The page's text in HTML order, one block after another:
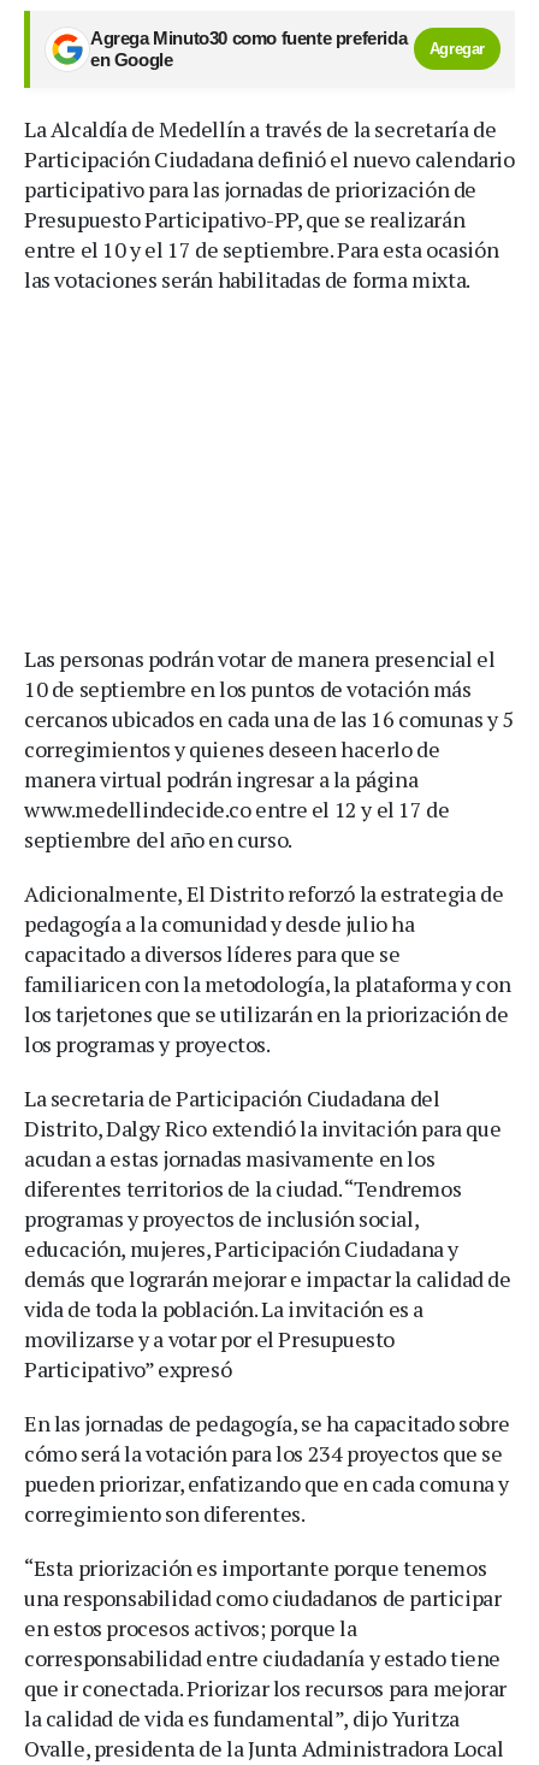
Agrega Minuto30 como fuente preferida
en Google
Agregar
La Alcaldía de Medellín a través de la secretaría de
Participación Ciudadana definió el nuevo calendario
participativo para las jornadas de priorización de
Presupuesto Participativo-PP, que se realizarán
entre el 10 y el 17 de septiembre. Para esta ocasión
las votaciones serán habilitadas de forma mixta.
Las personas podrán votar de manera presencial el
10 de septiembre en los puntos de votación más
cercanos ubicados en cada una de las 16 comunas y 5
corregimientos y quienes deseen hacerlo de
manera virtual podrán ingresar a la página
www.medellindecide.co entre el 12 y el 17 de
septiembre del año en curso.
Adicionalmente, El Distrito reforzó la estrategia de
pedagogía a la comunidad y desde julio ha
capacitado a diversos líderes para que se
familiaricen con la metodología, la plataforma y con
los tarjetones que se utilizarán en la priorización de
los programas y proyectos.
La secretaria de Participación Ciudadana del
Distrito, Dalgy Rico extendió la invitación para que
acudan a estas jornadas masivamente en los
diferentes territorios de la ciudad. “Tendremos
programas y proyectos de inclusión social,
educación, mujeres, Participación Ciudadana y
demás que lograrán mejorar e impactar la calidad de
vida de toda la población. La invitación es a
movilizarse y a votar por el Presupuesto
Participativo” expresó
En las jornadas de pedagogía, se ha capacitado sobre
cómo será la votación para los 234 proyectos que se
pueden priorizar, enfatizando que en cada comuna y
corregimiento son diferentes.
“Esta priorización es importante porque tenemos
una responsabilidad como ciudadanos de participar
en estos procesos activos; porque la
corresponsabilidad entre ciudadanía y estado tiene
que ir conectada. Priorizar los recursos para mejorar
la calidad de vida es fundamental”, dijo Yuritza
Ovalle, presidenta de la Junta Administradora Local